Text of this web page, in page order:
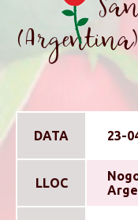
DATA 23-
LLOC